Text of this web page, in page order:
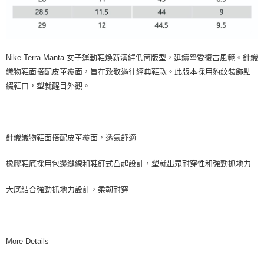
Nike Terra Manta 女子運動鞋煥新演繹低筒版型，延續摯愛復古風範。針織
織物鞋面搭配皮革覆面，旨在致敬過往經典鞋款。此版本採用豹紋裝飾點
綴鞋口，塑就醒目外觀。
針織織物鞋面搭配皮革覆面，透氣舒適
橡膠鞋底採用包邊縫線和鞋釘式凸起設計，塑就出眾耐穿性和強勁抓地力
大底結合強勁抓地力設計，柔韌耐穿
More Details